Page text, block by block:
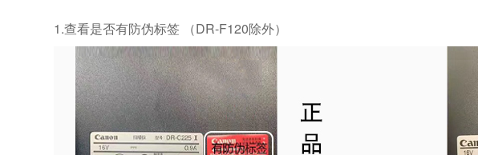
1.查看是否有防伪标签 （DR-F120除外）